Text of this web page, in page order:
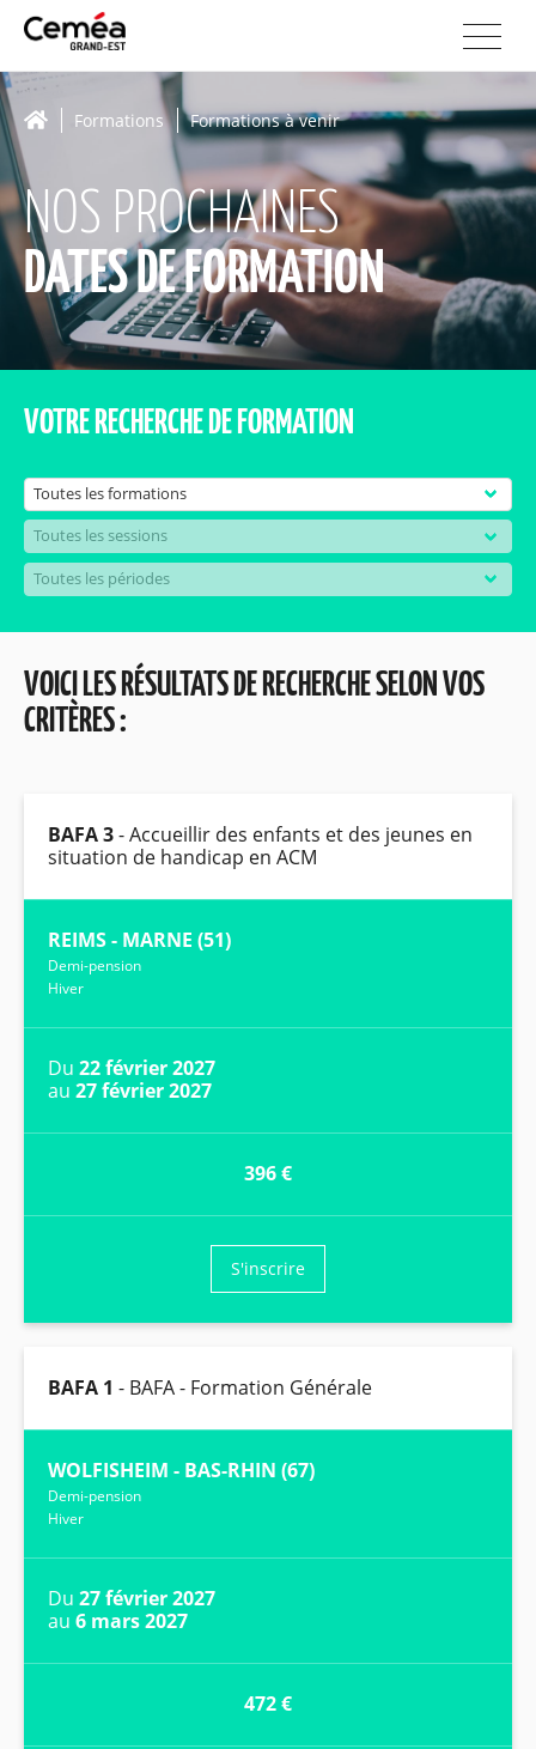
Formations Formations à venir
NOS PROCHAINES
DATES DE FORMATION
VOTRE RECHERCHE DE FORMATION
VOICI LES RÉSULTATS DE RECHERCHE SELON VOS
CRITÈRES :
BAFA 3- Accueillir des enfants et des jeunes en
situation de handicap en ACM
REIMS - MARNE (51)
Demi-pension
Hiver
Du 22 février 2027
au 27 février 2027
396 €
S'inscrire
BAFA 1 - BAFA - Formation Générale
WOLFISHEIM - BAS-RHIN (67)
Demi-pension
Hiver
Du 27 février 2027
au 6 mars 2027
472 €